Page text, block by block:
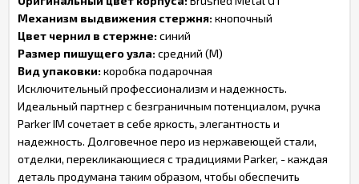
Механизм выдвижения стержня:кнопочный
Цвет чернил в стержне:синий
Размер пишущего узла:средний (M)
Вид упаковки:коробка подарочная
Исключительный профессионализм и надежность.
Идеальный партнер с безграничным потенциалом, ручка
Parker IM сочетает в себе яркость, элегантность и
надежность. Долговечное перо из нержавеющей стали,
отделки, перекликающиеся с традициями Parker, - каждая
деталь продумана таким образом, чтобы обеспечить